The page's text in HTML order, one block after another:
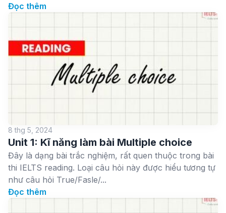
Đọc thêm
8 thg 5, 2024
Unit 1: Kĩ năng làm bài Multiple choice
Đây là dạng bài trắc nghiệm, rất quen thuộc trong bài
thi IELTS reading. Loại câu hỏi này được hiểu tương tự
như câu hỏi True/Fasle/...
Đọc thêm